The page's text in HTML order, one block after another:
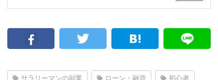
サラリーマンの副業 ローン・融資 初心者